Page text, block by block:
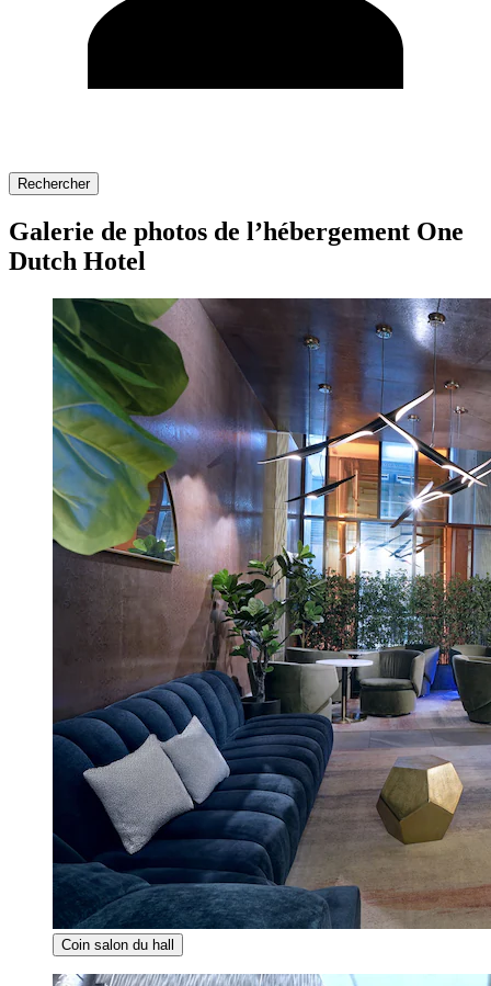
Rechercher
Galerie de photos de l’hébergement One
Dutch Hotel
Coin salon du hall